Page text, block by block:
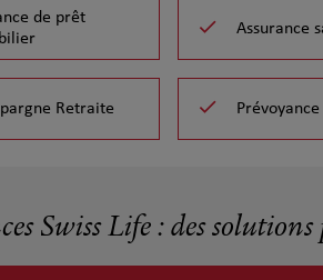
de prêt
Assurance
Retraite Prévoyance
Swiss Life : des